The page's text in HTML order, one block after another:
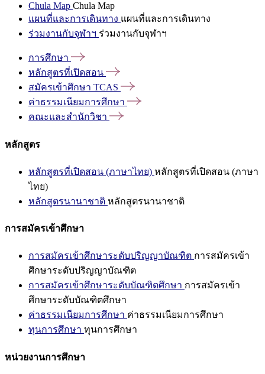
Chula Map Chula Map
แผนที่และการเดินทาง แผนที่และการเดินทาง
ร่วมงานกับจุฬาฯ ร่วมงานกับจุฬาฯ
การศึกษา
หลักสูตรที่เปิดสอน
สมัครเข้าศึกษา TCAS
ค่าธรรมเนียมการศึกษา
คณะและสำนักวิชา
หลักสูตร
หลักสูตรที่เปิดสอน (ภาษาไทย) หลักสูตรที่เปิดสอน (ภาษา
ไทย)
หลักสูตรนานาชาติ หลักสูตรนานาชาติ
การสมัครเข้าศึกษา
การสมัครเข้าศึกษาระดับปริญญาบัณฑิต การสมัครเข้า
ศึกษาระดับปริญญาบัณฑิต
การสมัครเข้าศึกษาระดับบัณฑิตศึกษา การสมัครเข้า
ศึกษาระดับบัณฑิตศึกษา
ค่าธรรมเนียมการศึกษา ค่าธรรมเนียมการศึกษา
ทุนการศึกษา ทุนการศึกษา
หน่วยงานการศึกษา